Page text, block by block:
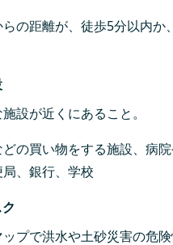
の距離が、徒歩5分以内か
設が近くにあること。
の買い物をする施設、病
、銀行、学校
プで洪水や土砂災害の危